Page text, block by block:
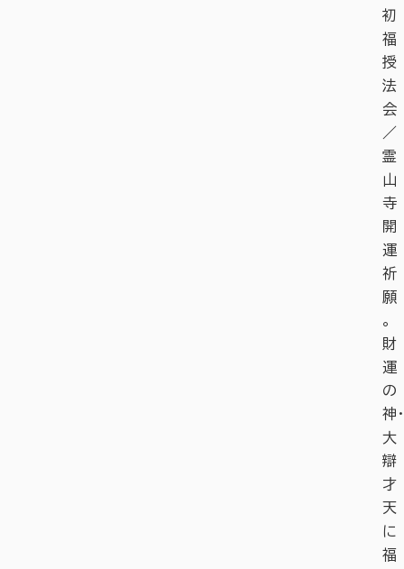
初
福
授
法
会
／
霊
山
寺
開
運
祈
願
。
財
運
の
神・
大
辯
才
天
に
福